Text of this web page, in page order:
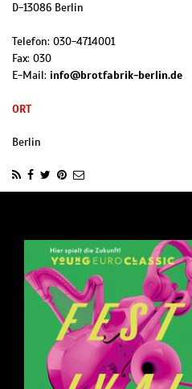
D-13086 Berlin
Telefon: 030-4714001
Fax: 030
E-Mail: info@brotfabrik-berlin.de
ORT
Berlin